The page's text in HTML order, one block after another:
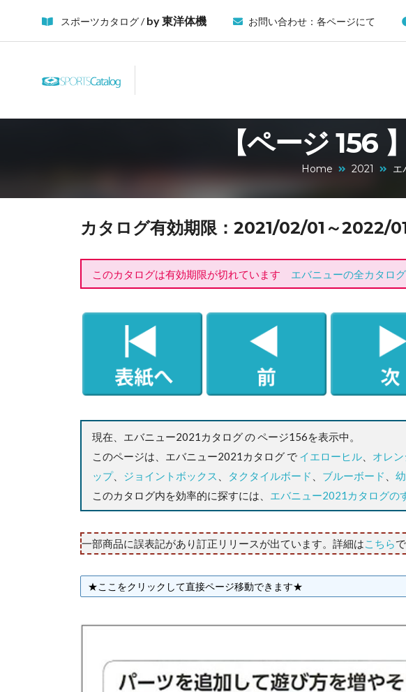
スポーツカタログ /by 東洋体機 お問い合わせ：各ページにて
【ページ 156
Home 2021 エ
カタログ有効期限：2021/02/01～2022/
このカタログは有効期限が切れています エバニューの全カタロ
現在、エバニュー2021カタログ の ページ156を表示中。
このページは、エバニュー2021カタログ で イエローヒル、 オレ
ップ、 ジョイントボックス タクタイルボード ブルーボード
このカタログ内を効率的に探すには、 エバニュー2021カタログの
一部商品に誤表記があり訂正リリースが出ています。詳細はこちら